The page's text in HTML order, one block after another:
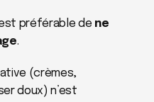
préférable de ne
.
(crèmes,
doux) n’est